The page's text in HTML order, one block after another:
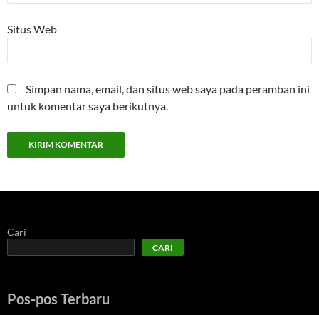
Situs Web
Simpan nama, email, dan situs web saya pada peramban ini
untuk komentar saya berikutnya.
Cari
CARI
Pos-pos Terbaru